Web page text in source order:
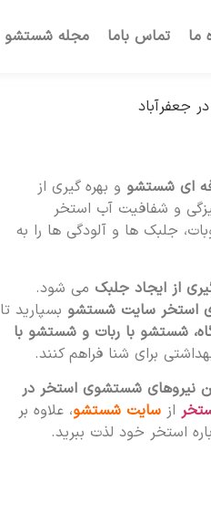
ما تماس باما مجله شستشو
جعفرآباد
ای شستشو و بهره گیری از
و شفافیت آب استخر
جلبک ها و آلودگی ها را به
از ایجاد جلبک می شود.
سایت شستشو بسپارید تا
شستشو با ربات و شستشو با
برای شنا فراهم کنند.
نیروهای شستشوی استخر در
از سایت شستشو، علاوه بر
استخر خود لذت ببرید.